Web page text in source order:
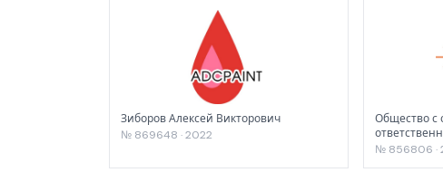
Зиборов Алексей Викторович
№ 869648 · 2022
Общество с
№ 856806 ·